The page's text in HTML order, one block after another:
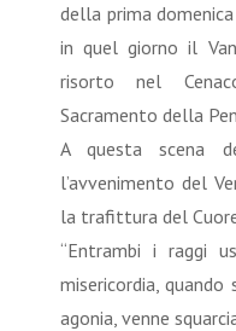
della prima
in quel giorno il
risorto nel
Sacramento della
A questa scena
l’avvenimento del
la trafittura del
“Entrambi i raggi
misericordia,
agonia, venne